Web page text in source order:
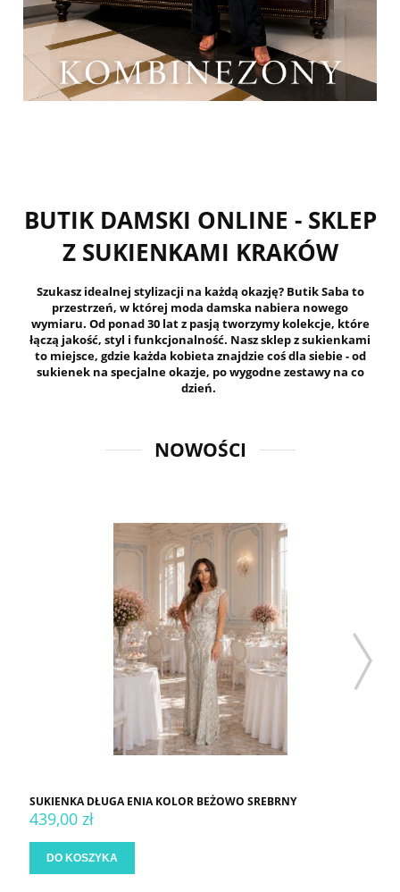
BUTIK DAMSKI ONLINE - SKLEP
Z SUKIENKAMI KRAKÓW
Szukasz idealnej stylizacji na każdą okazję? Butik Saba to
przestrzeń, w której moda damska nabiera nowego
wymiaru. Od ponad 30 lat z pasją tworzymy kolekcje, które
łączą jakość, styl i funkcjonalność. Nasz sklep z sukienkami
to miejsce, gdzie każda kobieta znajdzie coś dla siebie - od
sukienek na specjalne okazje, po wygodne zestawy na co
dzień.
NOWOŚCI
SUKIENKA DŁUGA ENIA KOLOR BEŻOWO SREBRNY
439,00 zł
DO KOSZYKA